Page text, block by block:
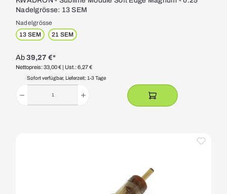
Nadelgrösse: 13 SEM
Nadelgrösse
13 SEM
21 SEM
Ab39,27 €*
Nettopreis: 33,00 € | Ust.: 6,27 €
Sofort verfügbar, Lieferzeit: 1-3 Tage